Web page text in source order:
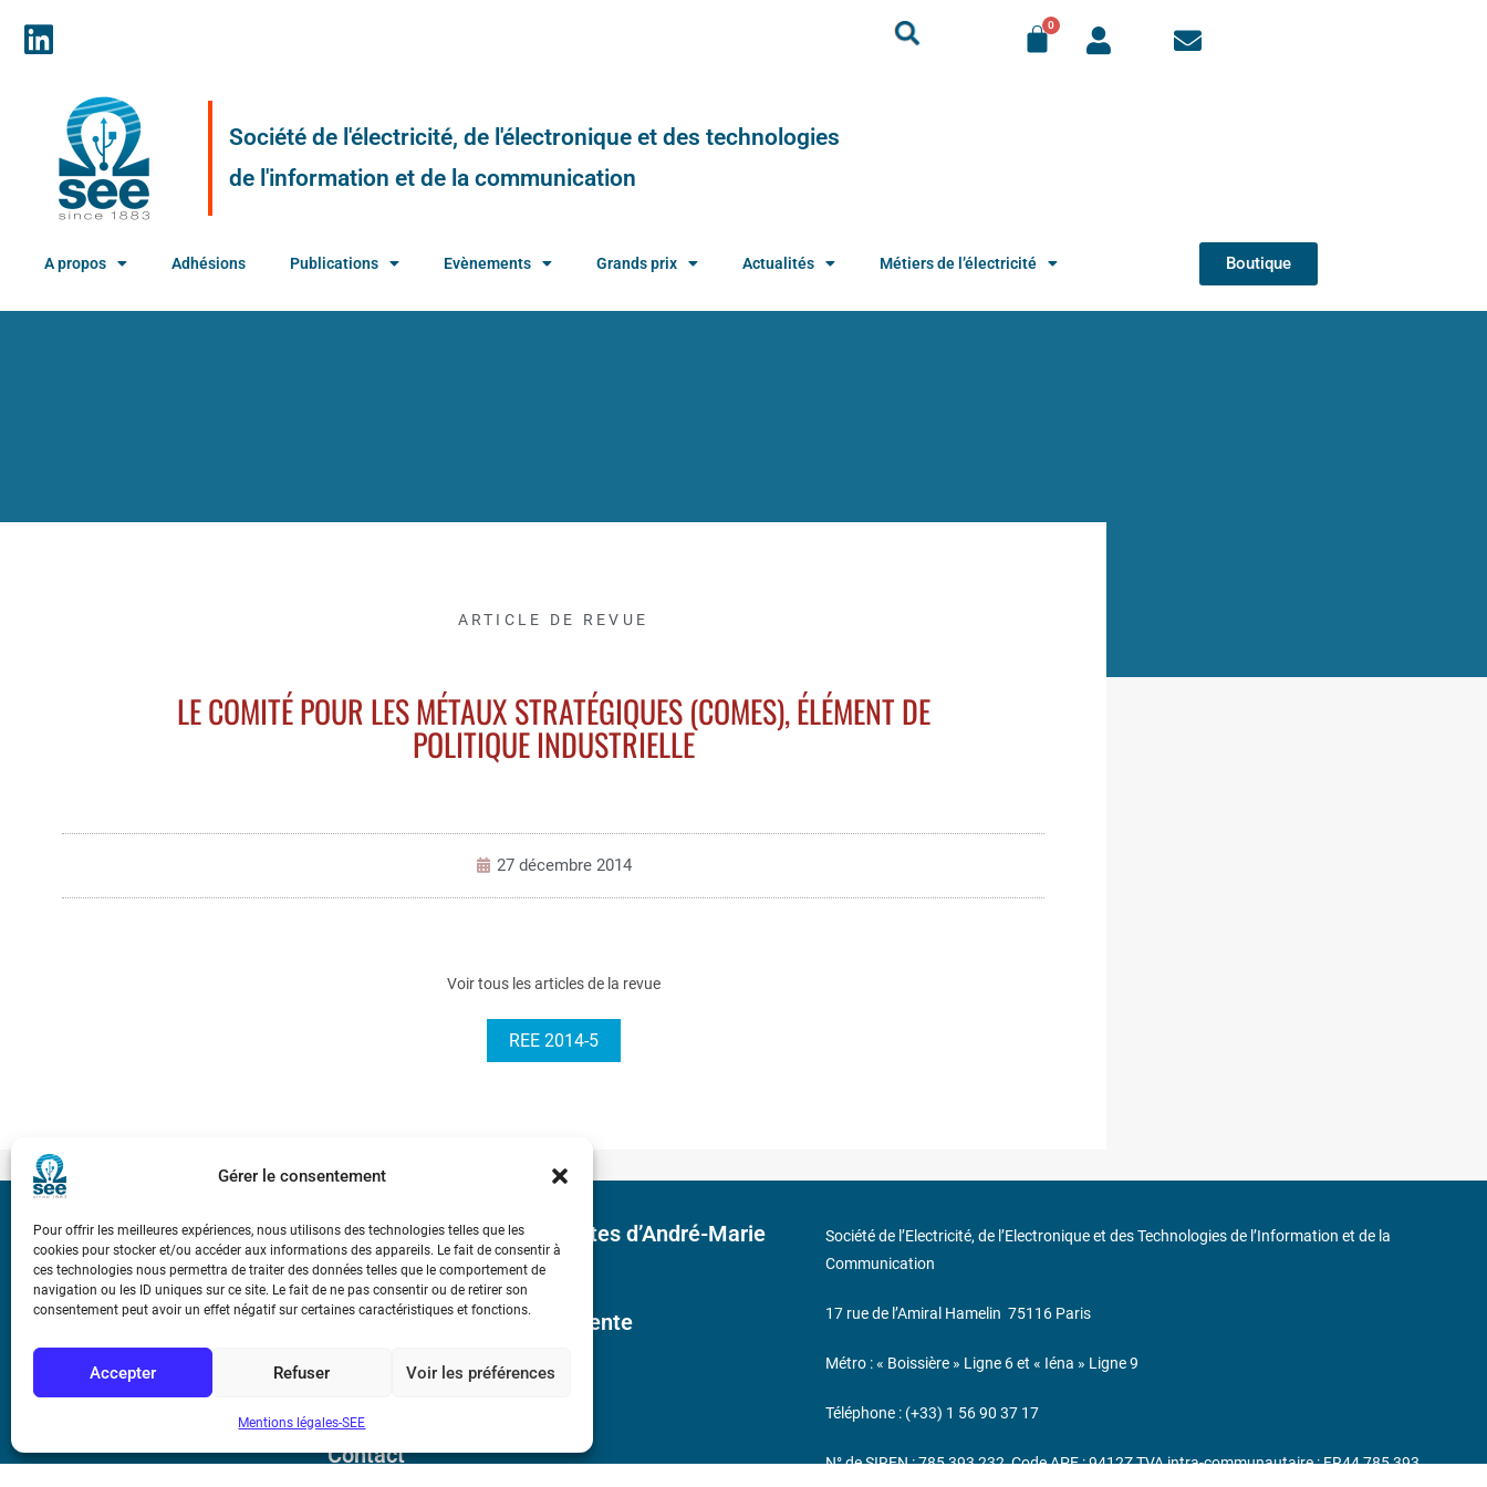
Gérer le consentement
Pour offrir les meilleures expériences, nous utilisons des technologies telles que les
cookies pour stocker et/ou accéder aux informations des appareils. Le fait de consentir à
ces technologies nous permettra de traiter des données telles que le comportement de
navigation ou les ID uniques sur ce site. Le fait de ne pas consentir ou de retirer son
consentement peut avoir un effet négatif sur certaines caractéristiques et fonctions.
Accepter Refuser Voir les préférences
Mentions légales-SEE
Société de l'électricité, de l'électronique et des technologies
de l'information et de la communication
A propos Adhésions Publications Evènements Grands prix Actualités Métiers de l’électricité Boutique
ARTICLE DE REVUE
LE COMITÉ POUR LES MÉTAUX STRATÉGIQUES (COMES), ÉLÉMENT DE
POLITIQUE INDUSTRIELLE
27 décembre 2014
Voir tous les articles de la revue
REE 2014-5
Bicentenaire des découvertes d’André-Marie
Ampère
Conditions Générales de Vente
Mentions légales
Contact
Société de l’Electricité, de l’Electronique et des Technologies de l’Information et de la
Communication
17 rue de l’Amiral Hamelin 75116 Paris
Métro : « Boissière » Ligne 6 et « Iéna » Ligne 9
Téléphone : (+33) 1 56 90 37 17
N° de SIREN : 785 393 232, Code APE : 9412Z TVA intra-communautaire : FR44 785 393